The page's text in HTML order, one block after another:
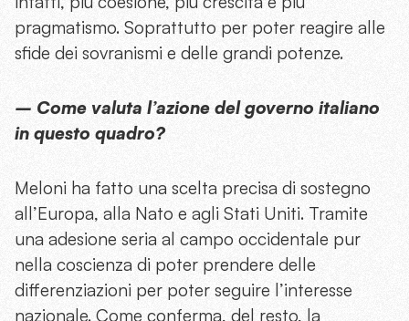
pragmatismo. Soprattutto per poter reagire alle
sfide dei sovranismi e delle grandi potenze.
– Come valuta l’azione del governo italiano
in questo quadro?
Meloni ha fatto una scelta precisa di sostegno
all’Europa, alla Nato e agli Stati Uniti. Tramite
una adesione seria al campo occidentale pur
nella coscienza di poter prendere delle
differenziazioni per poter seguire l’interesse
nazionale. Come conferma, del resto, la